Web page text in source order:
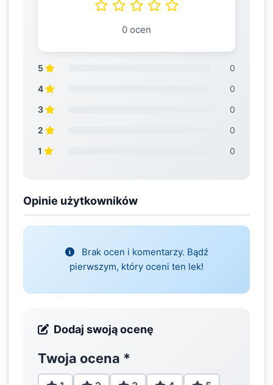
0 ocen
5
0
4
0
3
0
2
0
1
0
Opinie użytkowników
Brak ocen i komentarzy. Bądź
pierwszym, który oceni ten lek!
Dodaj swoją ocenę
Twoja ocena *